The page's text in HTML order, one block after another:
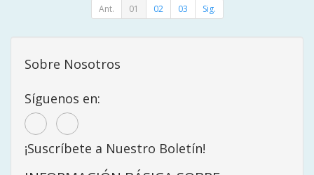
Ant. 01 02 03 Sig.
Sobre Nosotros
Síguenos en:
¡Suscríbete a Nuestro Boletín!